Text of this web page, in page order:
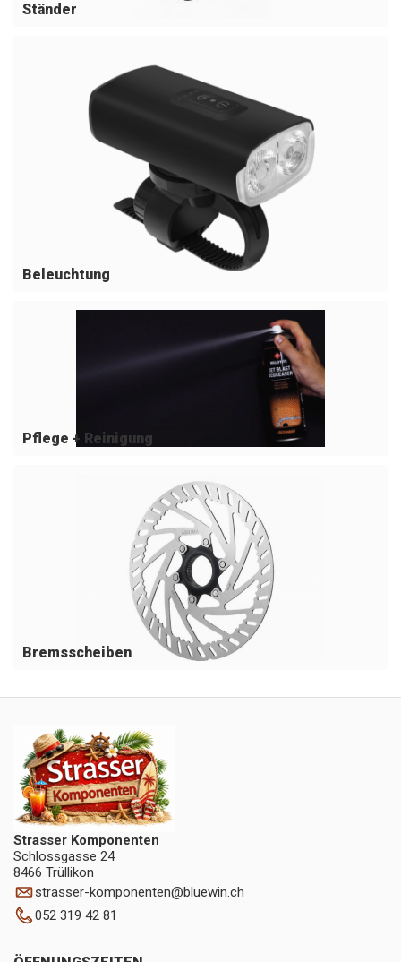
Ständer
Beleuchtung
Pflege + Reinigung
Bremsscheiben
Strasser Komponenten
Schlossgasse 24
8466 Trüllikon
strasser-komponenten@bluewin.ch
052 319 42 81